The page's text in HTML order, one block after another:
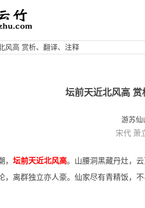
风高 赏析、翻译、注释
坛前天近北风高 赏
游苏仙
宋代 萧
坛前天近北风高。山腰洞黑藏丹灶，云
，离群独立亦人豪。仙家尽有青精饭，不